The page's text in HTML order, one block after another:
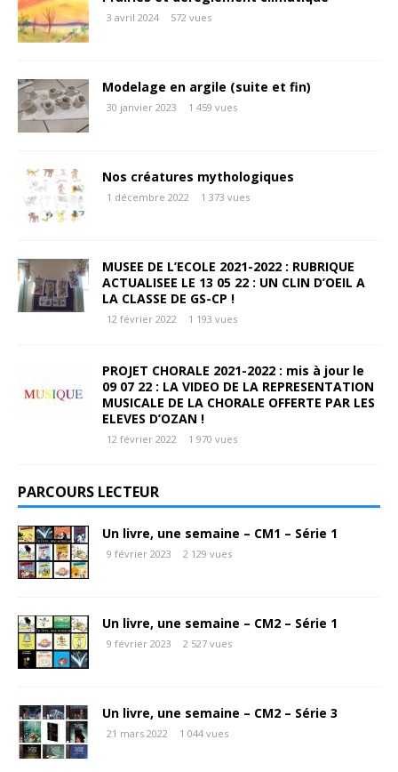
3 avril 2024 572 vues
Modelage en argile (suite et fin)
30 janvier 2023 1 459 vues
Nos créatures mythologiques
1 décembre 2022 1 373 vues
MUSEE DE L’ECOLE 2021-2022 : RUBRIQUE
ACTUALISEE LE 13 05 22 : UN CLIN D’OEIL A
LA CLASSE DE GS-CP !
12 février 2022 1 193 vues
PROJET CHORALE 2021-2022 : mis à jour le
09 07 22 : LA VIDEO DE LA REPRESENTATION
MUSICALE DE LA CHORALE OFFERTE PAR LES
ELEVES D’OZAN !
12 février 2022 1 970 vues
PARCOURS LECTEUR
Un livre, une semaine – CM1 – Série 1
9 février 2023 2 129 vues
Un livre, une semaine – CM2 – Série 1
9 février 2023 2 527 vues
Un livre, une semaine – CM2 – Série 3
21 mars 2022 1 044 vues